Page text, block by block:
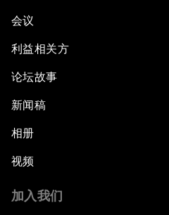
会议
利益相关方
论坛故事
新闻稿
相册
视频
加入我们